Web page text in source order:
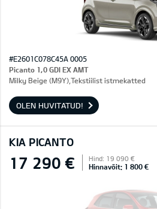
#E2601C078C45A 0005
Picanto 1,0 GDI EX AMT
Milky Beige (M9Y),Tekstiilist istmekatted
OLEN HUVITATUD!
KIA PICANTO
17 290 € Hind: 19 090 €
Hinnavõit: 1 800 €